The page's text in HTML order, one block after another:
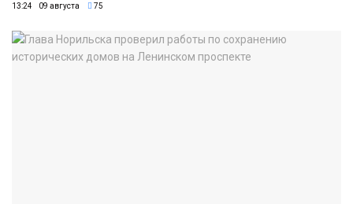
13:24 09 августа 75